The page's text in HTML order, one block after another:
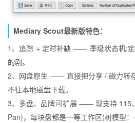
Mediary Scout最新版特色：
1、追踪 + 定时补缺 —— 季级状态机;
的剧。
2、网盘原生 —— 直接把分享 / 磁力转
不往本地磁盘下载。
3、多盘、品牌可扩展 —— 现支持 115
Pan)，每块盘都是一等工作区(树模型